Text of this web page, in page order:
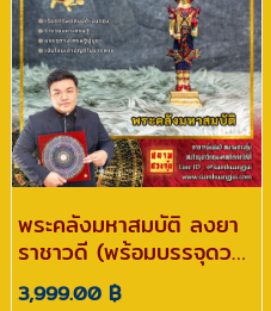
พระคลังมหาสมบัติ ลงยา
ราชาวดี (พร้อมบรรจุดวง
เศรษฐีให้ผู้บูชา)
3,999.00 ฿